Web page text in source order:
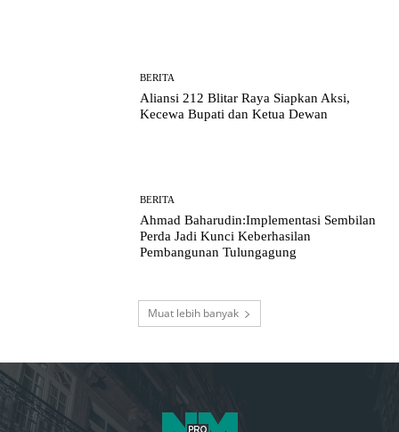
BERITA
Aliansi 212 Blitar Raya Siapkan Aksi,
Kecewa Bupati dan Ketua Dewan
BERITA
Ahmad Baharudin:Implementasi Sembilan
Perda Jadi Kunci Keberhasilan
Pembangunan Tulungagung
Muat lebih banyak